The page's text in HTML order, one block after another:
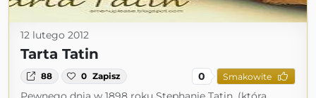
12 lutego 2012
Tarta Tatin
88 0 Zapisz 0 Smakowite